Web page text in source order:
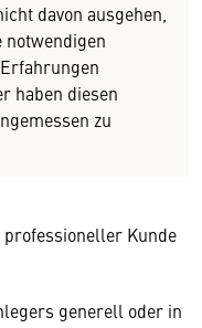
davon ausgehen,
notwendigen
haben diesen
zu
professioneller Kunde
generell oder in